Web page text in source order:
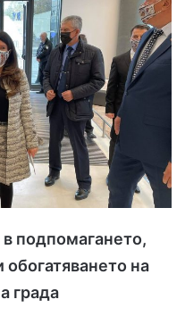
подпомагането,
обогатяването на
града